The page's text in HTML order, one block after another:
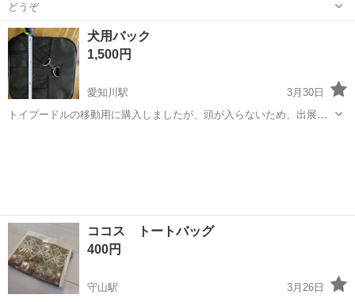
どうぞ
滋賀 守山市 守山駅
犬用バック
1,500円
愛知川駅
3月30日
トイプードルの移動用に購入しましたが、頭が入らないため、出展し
ココス トートバッグ
400円
守山駅
3月26日